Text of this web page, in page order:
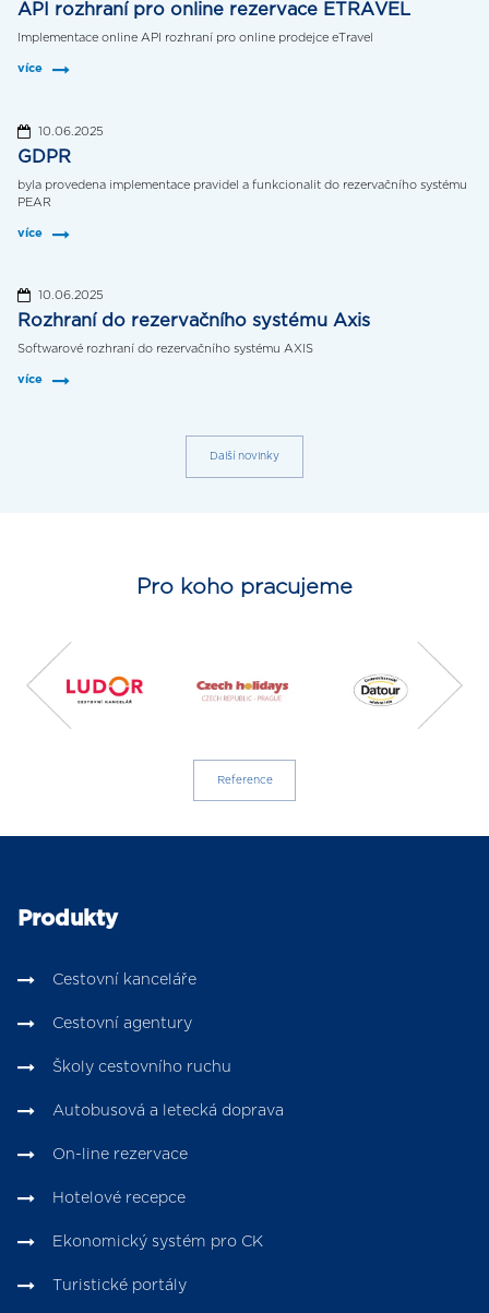
API rozhraní pro online rezervace ETRAVEL
Implementace online API rozhraní pro online prodejce eTravel
více
10.06.2025
GDPR
byla provedena implementace pravidel a funkcionalit do rezervačního systému
PEAR
více
10.06.2025
Rozhraní do rezervačního systému Axis
Softwarové rozhraní do rezervačního systému AXIS
více
Další novinky
Pro koho pracujeme
Reference
Produkty
Cestovní kanceláře
Cestovní agentury
Školy cestovního ruchu
Autobusová a letecká doprava
On-line rezervace
Hotelové recepce
Ekonomický systém pro CK
Turistické portály